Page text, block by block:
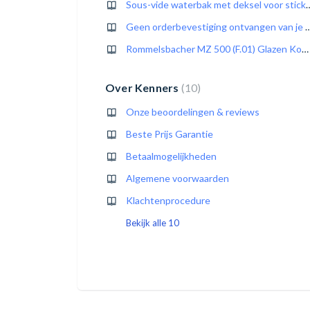
Sous-vide
Geen orderbevestiging
Rommelsbacher MZ 500 (F.01) Glazen Kom Kapot? Vervangingsopties Uitgelegd
Over Kenners 10
Onze beoordelingen & reviews
Beste Prijs Garantie
Betaalmogelijkheden
Algemene voorwaarden
Klachtenprocedure
Bekijk alle 10